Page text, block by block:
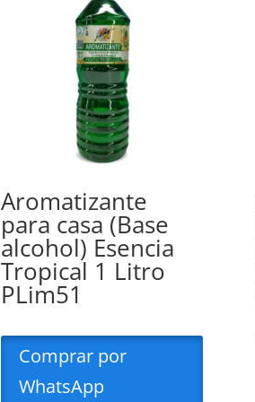
Aromatizante
para casa (Base
alcohol) Esencia
Tropical 1 Litro
PLim51
Comprar por
WhatsApp